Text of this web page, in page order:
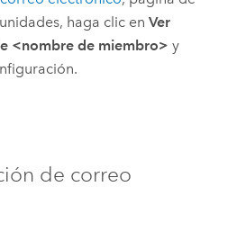
haga clic en Ver
<nombre de miembro> y
de correo